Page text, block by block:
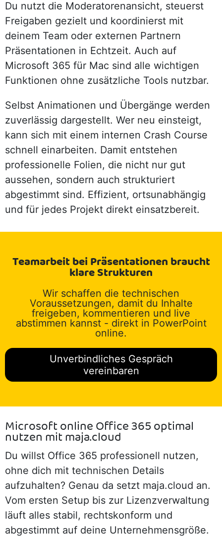
Du nutzt die Moderatorenansicht, steuerst
Freigaben gezielt und koordinierst mit
deinem Team oder externen Partnern
Präsentationen in Echtzeit. Auch auf
Microsoft 365 für Mac sind alle wichtigen
Funktionen ohne zusätzliche Tools nutzbar.
Selbst Animationen und Übergänge werden
zuverlässig dargestellt. Wer neu einsteigt,
kann sich mit einem internen Crash Course
schnell einarbeiten. Damit entstehen
professionelle Folien, die nicht nur gut
aussehen, sondern auch strukturiert
abgestimmt sind. Effizient, ortsunabhängig
und für jedes Projekt direkt einsatzbereit.
Teamarbeit bei Präsentationen braucht
klare Strukturen
Wir schaffen die technischen
Voraussetzungen, damit du Inhalte
freigeben, kommentieren und live
abstimmen kannst - direkt in PowerPoint
online.
Unverbindliches Gespräch
vereinbaren
Microsoft online Office 365 optimal
nutzen mit maja.cloud
Du willst Office 365 professionell nutzen,
ohne dich mit technischen Details
aufzuhalten? Genau da setzt maja.cloud an.
Vom ersten Setup bis zur Lizenzverwaltung
läuft alles stabil, rechtskonform und
abgestimmt auf deine Unternehmensgröße.